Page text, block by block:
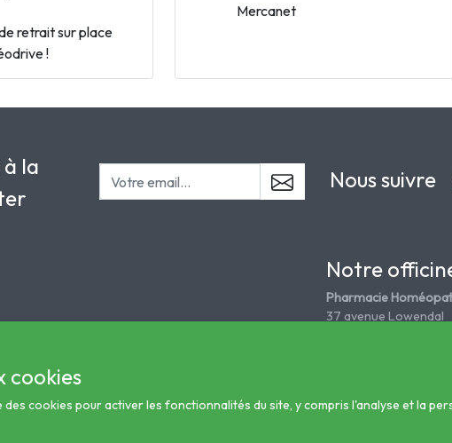
retrait sur place
!
Mercanet
la
Nous suivre
homéopathiques
Notre
Pharmacie
37 avenue Lowendal
cookies
cookies pour activer les fonctionnalités du site, y compris l'analyse et la